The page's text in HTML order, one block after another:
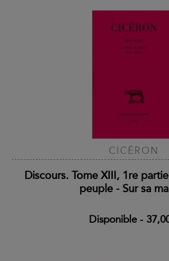
CICÉRON
Discours. Tome XIII, 1re
peuple - Sur sa
Disponible-